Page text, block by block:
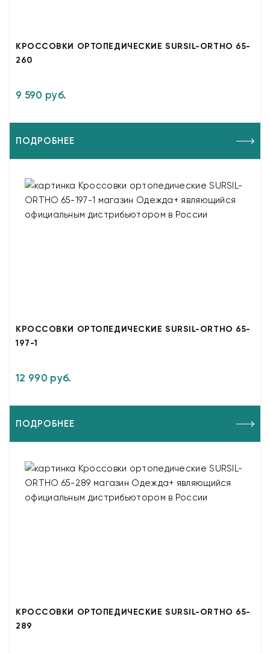
КРОССОВКИ ОРТОПЕДИЧЕСКИЕ SURSIL-ORTHO 65-
260
9 590 руб.
ПОДРОБНЕЕ
КРОССОВКИ ОРТОПЕДИЧЕСКИЕ SURSIL-ORTHO 65-
197-1
12 990 руб.
ПОДРОБНЕЕ
КРОССОВКИ ОРТОПЕДИЧЕСКИЕ SURSIL-ORTHO 65-
289